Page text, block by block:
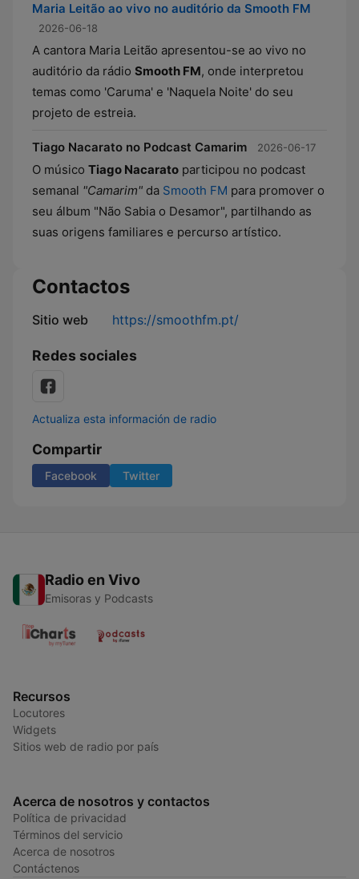
Maria Leitão ao vivo no auditório da Smooth FM
2026-06-18
A cantora Maria Leitão apresentou-se ao vivo no
auditório da rádio Smooth FM, onde interpretou
temas como 'Caruma' e 'Naquela Noite' do seu
projeto de estreia.
Tiago Nacarato no Podcast Camarim 2026-06-17
O músico Tiago Nacarato participou no podcast
semanal "Camarim" da Smooth FM para promover o
seu álbum "Não Sabia o Desamor", partilhando as
suas origens familiares e percurso artístico.
Contactos
Sitio web https://smoothfm.pt/
Redes sociales
Actualiza esta información de radio
Compartir
Facebook Twitter
Radio en Vivo
Emisoras y Podcasts
Recursos
Locutores
Widgets
Sitios web de radio por país
Acerca de nosotros y contactos
Política de privacidad
Términos del servicio
Acerca de nosotros
Contáctenos